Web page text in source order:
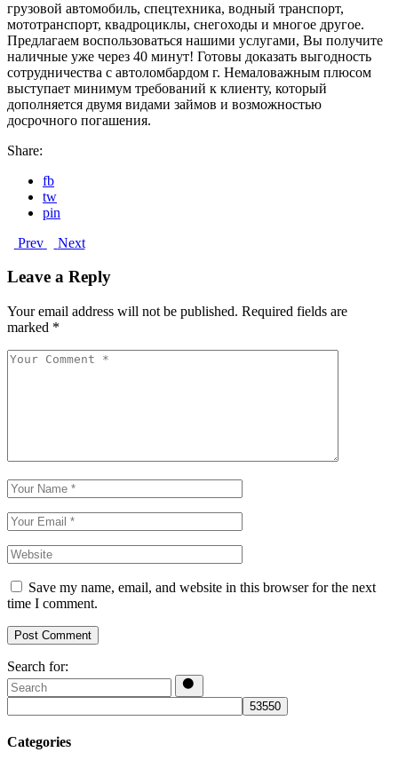
грузовой автомобиль, спецтехника, водный транспорт,
мототранспорт, квадроциклы, снегоходы и многое другое.
Предлагаем воспользоваться нашими услугами, Вы получите
наличные уже через 40 минут! Готовы доказать выгодность
сотрудничества с автоломбардом г. Немаловажным плюсом
выступает минимум требований к клиенту, который
дополняется двумя видами займов и возможностью
досрочного погашения.
Share:
fb
tw
pin
Prev
Next
Leave a Reply
Your email address will not be published. Required fields are
marked *
Save my name, email, and website in this browser for the next
time I comment.
Post Comment
Search for:
Categories